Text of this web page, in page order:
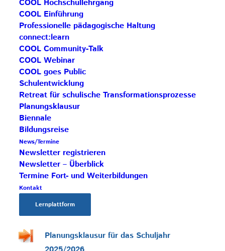
COOL Hochschullehrgang
COOL Einführung
Professionelle pädagogische Haltung
connect:learn
COOL Community-Talk
COOL Webinar
COOL goes Public
Schulentwicklung
Retreat für schulische Transformationsprozesse
Planungsklausur
Biennale
Bildungsreise
News/Termine
Newsletter registrieren
Newsletter – Überblick
Termine Fort- und Weiterbildungen
Kontakt
Lernplattform
Digitales Kamingespräch: Was ist ein
„gutes“ Entwicklungsprojekt?
Titel:COOL Hochschullehrgang: Was ist ein „gutes“
Entwicklungsprojekt?
Zielgruppe: alle, die sich für einen
Hochschullehrgang für Schulentwicklung mit
Cooperativem Offenem Lernen
und vorab für das Thema
„Entwicklungsprojekt“ interessieren
online: DI, 13. Mai 2025, 17:00 bis 18:30 Uhr
Detailinfos:HIER
Anmeldung:
Planungsklausur für das Schuljahr